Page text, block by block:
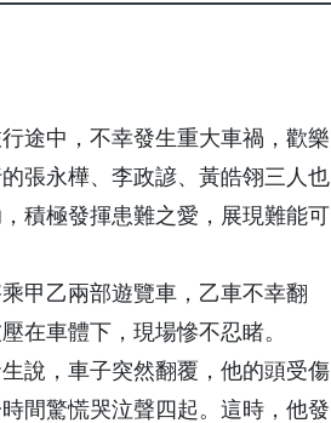
途中，不幸發生重大車禍，歡樂
張永樺、李政諺、黃皓翎三人也
積極發揮患難之愛，展現難能可
甲乙兩部遊覽車，乙車不幸翻
在車體下，現場慘不忍睹。
說，車子突然翻覆，他的頭受傷
間驚慌哭泣聲四起。這時，他發